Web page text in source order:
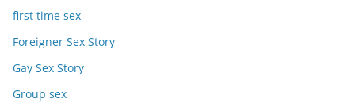
first time sex
Foreigner Sex Story
Gay Sex Story
Group sex